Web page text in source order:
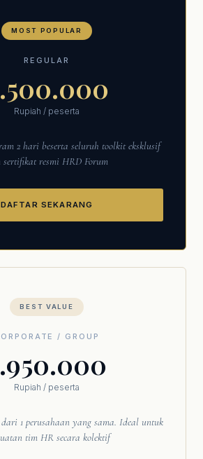
MOST POPULAR
REGULAR
Rupiah / peserta
2 hari beserta seluruh toolkit eksklusif
sertifikat resmi HRD Forum
DAFTAR SEKARANG
BEST VALUE
/ GROUP
Rupiah / peserta
1 perusahaan yang sama. Ideal untuk
tim HR secara kolektif